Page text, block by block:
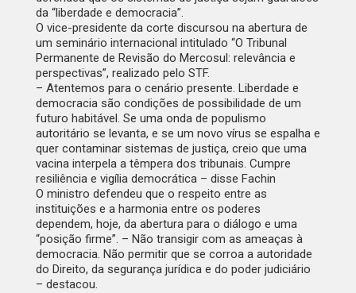
da “liberdade e democracia”.
O vice-presidente da corte discursou na abertura de
um seminário internacional intitulado “O Tribunal
Permanente de Revisão do Mercosul: relevância e
perspectivas”, realizado pelo STF.
– Atentemos para o cenário presente. Liberdade e
democracia são condições de possibilidade de um
futuro habitável. Se uma onda de populismo
autoritário se levanta, e se um novo vírus se espalha e
quer contaminar sistemas de justiça, creio que uma
vacina interpela a têmpera dos tribunais. Cumpre
resiliência e vigília democrática – disse Fachin
O ministro defendeu que o respeito entre as
instituições e a harmonia entre os poderes
dependem, hoje, da abertura para o diálogo e uma
“posição firme”. – Não transigir com as ameaças à
democracia. Não permitir que se corroa a autoridade
do Direito, da segurança jurídica e do poder judiciário
– destacou.